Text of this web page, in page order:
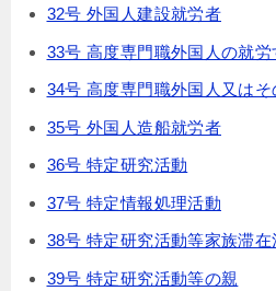
32号 外国人建設就労者
33号 高度専門職外国人の就
34号 高度専門職外国人又は
35号 外国人造船就労者
36号 特定研究活動
37号 特定情報処理活動
38号 特定研究活動等家族滞在
39号 特定研究活動等の親